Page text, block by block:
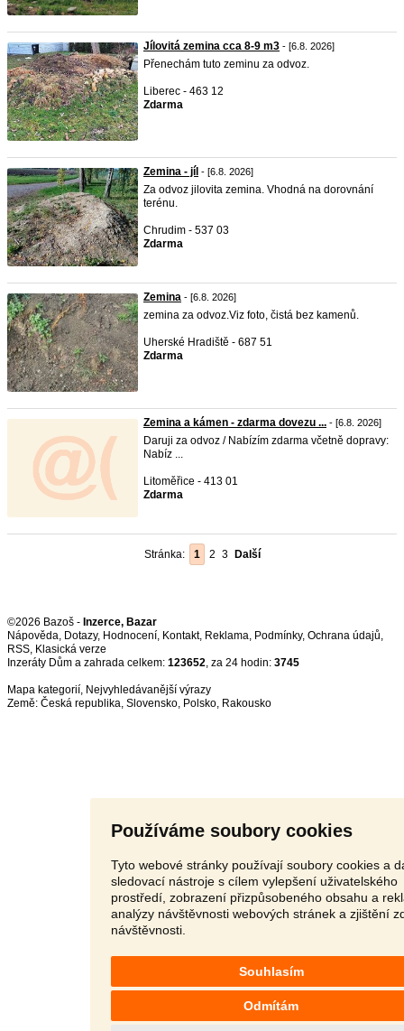
Používáme soubory cookies
Tyto webové stránky používají soubory cookies a
sledovací nástroje s cílem vylepšení uživatelského
prostředí, zobrazení přizpůsobeného obsahu a
analýzy návštěvnosti webových stránek a zjištění
návštěvnosti.
Souhlasím
Odmítám
Jílovitá zemina cca 8-9 m3 - [6.8. 2026]
Přenechám tuto zeminu za odvoz.
Liberec - 463 12
Zdarma
Zemina - jíl - [6.8. 2026]
Za odvoz jilovita zemina. Vhodná na dorovnání
terénu.
Chrudim - 537 03
Zdarma
Zemina - [6.8. 2026]
zemina za odvoz.Viz foto, čistá bez kamenů.
Uherské Hradiště - 687 51
Zdarma
Zemina a kámen - zdarma dovezu ... - [6.8. 2026]
Daruji za odvoz / Nabízím zdarma včetně dopravy:
Nabíz ...
Litoměřice - 413 01
Zdarma
Stránka: 1 2 3 Další
©2026 Bazoš - Inzerce, Bazar
Nápověda, Dotazy, Hodnocení, Kontakt, Reklama, Podmínky, Ochrana údajů,
RSS,
Inzeráty Dům a zahrada celkem: 123652, za 24 hodin: 3745
Mapa kategorií, Nejvyhledávanější výrazy
Země: Česká republika, Slovensko, Polsko, Rakousko